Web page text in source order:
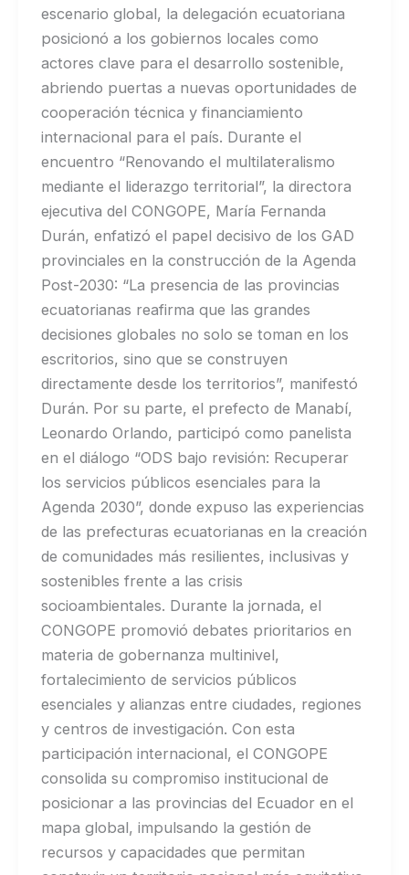
escenario global, la delegación ecuatoriana
posicionó a los gobiernos locales como
actores clave para el desarrollo sostenible,
abriendo puertas a nuevas oportunidades de
cooperación técnica y financiamiento
internacional para el país. Durante el
encuentro “Renovando el multilateralismo
mediante el liderazgo territorial”, la directora
ejecutiva del CONGOPE, María Fernanda
Durán, enfatizó el papel decisivo de los GAD
provinciales en la construcción de la Agenda
Post-2030: “La presencia de las provincias
ecuatorianas reafirma que las grandes
decisiones globales no solo se toman en los
escritorios, sino que se construyen
directamente desde los territorios”, manifestó
Durán. Por su parte, el prefecto de Manabí,
Leonardo Orlando, participó como panelista
en el diálogo “ODS bajo revisión: Recuperar
los servicios públicos esenciales para la
Agenda 2030”, donde expuso las experiencias
de las prefecturas ecuatorianas en la creación
de comunidades más resilientes, inclusivas y
sostenibles frente a las crisis
socioambientales. Durante la jornada, el
CONGOPE promovió debates prioritarios en
materia de gobernanza multinivel,
fortalecimiento de servicios públicos
esenciales y alianzas entre ciudades, regiones
y centros de investigación. Con esta
participación internacional, el CONGOPE
consolida su compromiso institucional de
posicionar a las provincias del Ecuador en el
mapa global, impulsando la gestión de
recursos y capacidades que permitan